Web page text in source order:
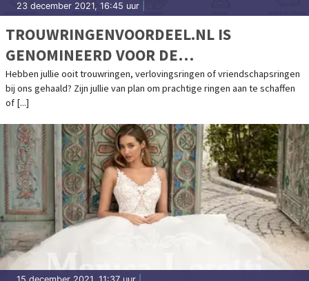
23 december 2021, 16:45 uur
TROUWRINGENVOORDEEL.NL IS
GENOMINEERD VOOR DE
TOPTROUWBEDRIJVEN AWARDS
2021/2022 IN DE CATEGORIE
Hebben jullie ooit trouwringen, verlovingsringen of vriendschapsringen
bij ons gehaald? Zijn jullie van plan om prachtige ringen aan te schaffen
of [...]